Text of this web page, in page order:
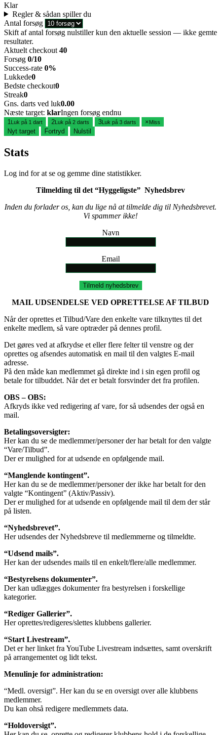
Klar
Regler & sådan spiller du
Antal forsøg
Skift af antal forsøg nulstiller kun den aktuelle session — ikke gemte
resultater.
Aktuelt checkout 40
Forsøg 0/10
Success-rate 0%
Lukkede0
Bedste checkout0
Streak0
Gns. darts ved luk0.00
Næste target: klarIngen forsøg endnu
1 Luk på 1 dart 2Luk på 2 darts 3Luk på 3 darts ×Miss
Nyt target Fortryd Nulstil
Stats
Log ind for at se og gemme dine statistikker.
Tilmelding til det “Hyggeligste” Nyhedsbrev
Inden du forlader os, kan du lige nå at tilmelde dig til Nyhedsbrevet.
Vi spammer ikke!
Navn
Email
Tilmeld nyhedsbrev
MAIL UDSENDELSE VED OPRETTELSE AF TILBUD
Når der oprettes et Tilbud/Vare den enkelte vare tilknyttes til det
enkelte medlem, så vare optræder på dennes profil.
Det gøres ved at afkrydse et eller flere felter til venstre og der
oprettes og afsendes automatisk en mail til den valgtes E-mail
adresse.
På den måde kan medlemmet gå direkte ind i sin egen profil og
betale for tilbuddet. Når det er betalt forsvinder det fra profilen.
OBS – OBS:
Afkryds ikke ved redigering af vare, for så udsendes der også en
mail.
Betalingsoversigter:
Her kan du se de medlemmer/personer der har betalt for den valgte
“Vare/Tilbud”.
Der er mulighed for at udsende en opfølgende mail.
“Manglende kontingent”.
Her kan du se de medlemmer/personer der ikke har betalt for den
valgte “Kontingent” (Aktiv/Passiv).
Der er mulighed for at udsende en opfølgende mail til dem der står
på listen.
“Nyhedsbrevet”.
Her udsendes der Nyhedsbreve til medlemmerne og tilmeldte.
“Udsend mails”.
Her kan der udsendes mails til en enkelt/flere/alle medlemmer.
“Bestyrelsens dokumenter”.
Der kan udlægges dokumenter fra bestyrelsen i forskellige
kategorier.
“Rediger Gallerier”.
Her oprettes/redigeres/slettes klubbens gallerier.
“Start Livestream”.
Det er her linket fra YouTube Livestream indsættes, samt overskrift
på arrangementet og lidt tekst.
Menulinje for administration:
“Medl. oversigt”. Her kan du se en oversigt over alle klubbens
medlemmer.
Du kan ohså redigere medlemmets data.
“Holdoversigt”.